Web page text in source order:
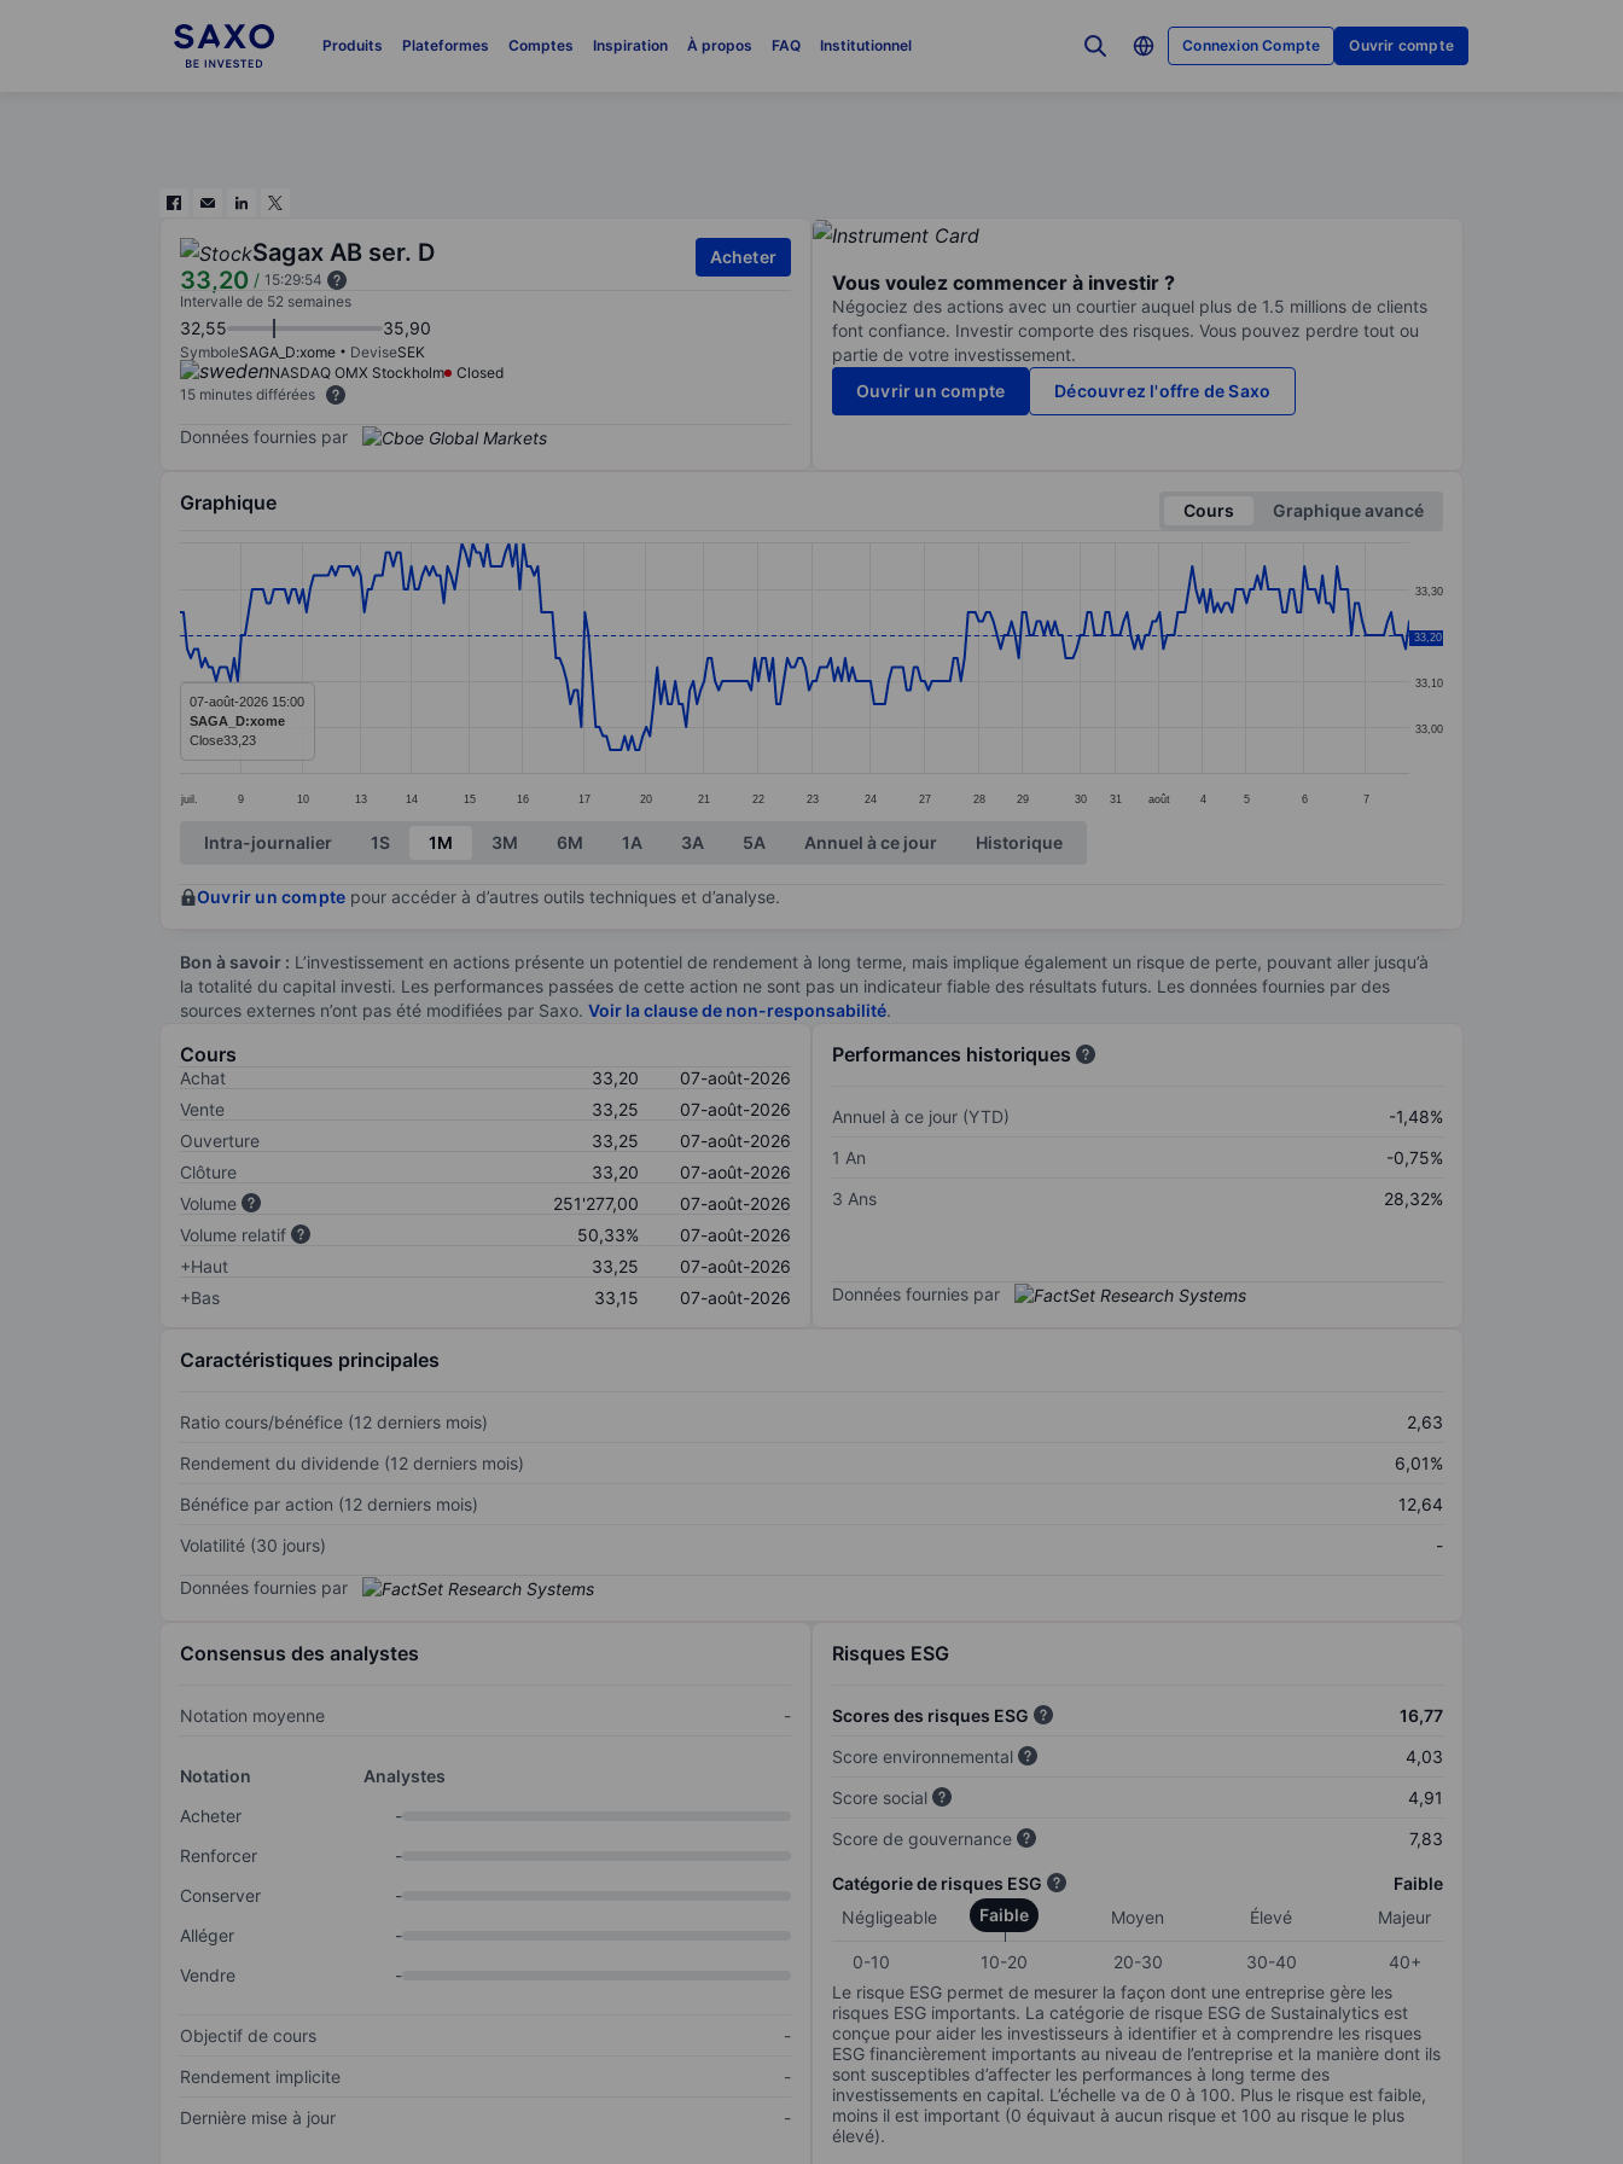
Produits Plateformes Comptes Inspiration À propos FAQ Institutionnel Connexion Compte Ouvrir compte
Sagax AB ser. D
33,20 / 15:29:54
Acheter
Intervalle de 52 semaines
32,55 35,90
SymboleSAGA_D:xome DeviseSEK
NASDAQ OMX Stockholm
Closed
15 minutes différées
Données fournies par
Vous voulez commencer à investir ?
Négociez des actions avec un courtier auquel plus de 1.5 millions de clients
font confiance. Investir comporte des risques. Vous pouvez perdre tout ou
partie de votre investissement.
Ouvrir un compte
Découvrez l'offre de Saxo
Graphique Cours
Graphique avancé
Line chart with 341 data points.
The chart has 1 X axis displaying categories.
The chart has 1 Y axis displaying values. Data ranges from 32.95 to 33.4.
juil. 9 10 13 14 15 16 17 20 21 22 23 24 27 28 29 30 31 août 4 5 6 7
33,00
33,10
33,20
33,30
33,20
07-août-2026 15:00
SAGA_D:xome
Close33,23
End of interactive chart.
Intra-journalier 1S 1M 3M 6M 1A 3A 5A Annuel à ce jour Historique
Ouvrir un compte pour accéder à d’autres outils techniques et d’analyse.
Bon à savoir : L’investissement en actions présente un potentiel de rendement à long terme, mais implique également un risque de perte, pouvant aller jusqu’à
la totalité du capital investi. Les performances passées de cette action ne sont pas un indicateur fiable des résultats futurs. Les données fournies par des
sources externes n’ont pas été modifiées par Saxo. Voir la clause de non-responsabilité.
Cours
Achat 33,20
07-août-2026
Vente
33,25
07-août-2026
Ouverture
33,25
07-août-2026
Clôture
33,20
07-août-2026
Volume
251'277,00
07-août-2026
Volume relatif
50,33%
07-août-2026
+Haut
33,25
07-août-2026
+Bas
33,15 07-août-2026
Performances historiques
Annuel à ce jour (YTD)
-1,48%
1 An
-0,75%
3 Ans
28,32%
Données fournies par
Caractéristiques principales
Ratio cours/bénéfice (12 derniers mois)
2,63
Rendement du dividende (12 derniers mois)
6,01%
Bénéfice par action (12 derniers mois)
12,64
Volatilité (30 jours)
-
Données fournies par
Consensus des analystes
Notation moyenne -
Notation
Analystes
Acheter
-
Renforcer
-
Conserver
-
Alléger
-
Vendre
-
Objectif de cours
-
Rendement implicite
-
Dernière mise à jour
-
Risques ESG
Scores des risques ESG
16,77
Score environnemental
4,03
Score social
4,91
Score de gouvernance
7,83
Catégorie de risques ESG
Faible
Négligeable
Faible Moyen Élevé Majeur
0-10 10-20 20-30 30-40
40+
Le risque ESG permet de mesurer la façon dont une entreprise gère les
risques ESG importants. La catégorie de risque ESG de Sustainalytics est
conçue pour aider les investisseurs à identifier et à comprendre les risques
ESG financièrement importants au niveau de l’entreprise et la manière dont ils
sont susceptibles d’affecter les performances à long terme des
investissements en capital. L’échelle va de 0 à 100. Plus le risque est faible,
moins il est important (0 équivaut à aucun risque et 100 au risque le plus
élevé).